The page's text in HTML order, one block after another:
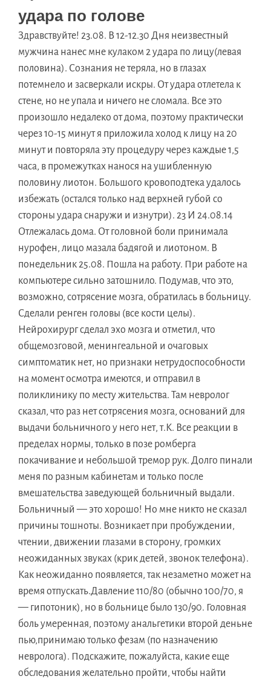
удара по голове
Здравствуйте! 23.08. В 12-12.30 Дня неизвестный
мужчина нанес мне кулаком 2 удара по лицу(левая
половина). Сознания не теряла, но в глазах
потемнело и засверкали искры. От удара отлетела к
стене, но не упала и ничего не сломала. Все это
произошло недалеко от дома, поэтому практически
через 10-15 минут я приложила холод к лицу на 20
минут и повторяла эту процедуру через каждые 1,5
часа, в промежутках нанося на ушибленную
половину лиотон. Большого кровоподтека удалось
избежать (остался только над верхней губой со
стороны удара снаружи и изнутри). 23 И 24.08.14
Отлежалась дома. От головной боли принимала
нурофен, лицо мазала бадягой и лиотоном. В
понедельник 25.08. Пошла на работу. При работе на
компьютере сильно затошнило. Подумав, что это,
возможно, сотрясение мозга, обратилась в больницу.
Сделали ренген головы (все кости целы).
Нейрохирург сделал эхо мозга и отметил, что
общемозговой, менингеальной и очаговых
симптоматик нет, но признаки нетрудоспособности
на момент осмотра имеются, и отправил в
поликлинику по месту жительства. Там невролог
сказал, что раз нет сотрясения мозга, оснований для
выдачи больничного у него нет, т.К. Все реакции в
пределах нормы, только в позе ромберга
покачивание и небольшой тремор рук. Долго пинали
меня по разным кабинетам и только после
вмешательства заведующей больничный выдали.
Больничный — это хорошо! Но мне никто не сказал
причины тошноты. Возникает при пробуждении,
чтении, движении глазами в сторону, громких
неожиданных звуках (крик детей, звонок телефона).
Как неожиданно появляется, так незаметно может на
время отпускать.Давление 110/80 (обычно 100/70, я
— гипотоник), но в больнице было 130/90. Головная
боль умеренная, поэтому анальгетики второй деньне
пью,принимаю только фезам (по назначению
невролога). Подскажите, пожалуйста, какие еще
обследования желательно пройти, чтобы найти